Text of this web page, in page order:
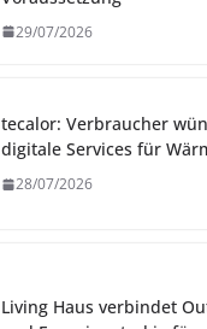
29/07/2026
tecalor: Verbraucher
digitale Services für
28/07/2026
Living Haus verbindet